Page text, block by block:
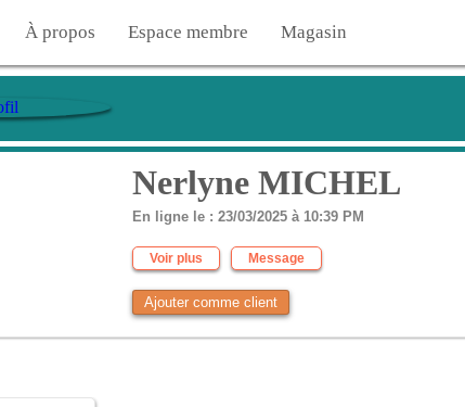
À propos Espace membre Magasin
Nerlyne MICHEL
En ligne le : 23/03/2025 à 10:39 PM
Voir plus Message
Ajouter comme client